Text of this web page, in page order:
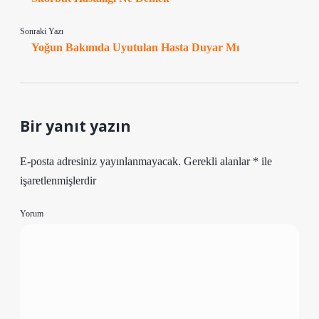
Sonraki Yazı
Yoğun Bakımda Uyutulan Hasta Duyar Mı
Bir yanıt yazın
E-posta adresiniz yayınlanmayacak. Gerekli alanlar * ile
işaretlenmişlerdir
Yorum